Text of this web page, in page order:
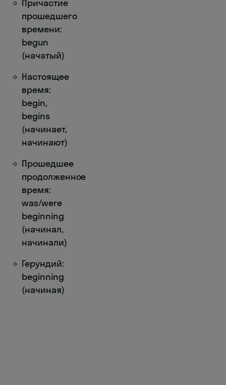
Причастие
прошедшего
времени:
begun
(начатый)
Настоящее
время:
begin,
begins
(начинает,
начинают)
Прошедшее
продолженное
время:
was/were
beginning
(начинал,
начинали)
Герундий:
beginning
(начиная)